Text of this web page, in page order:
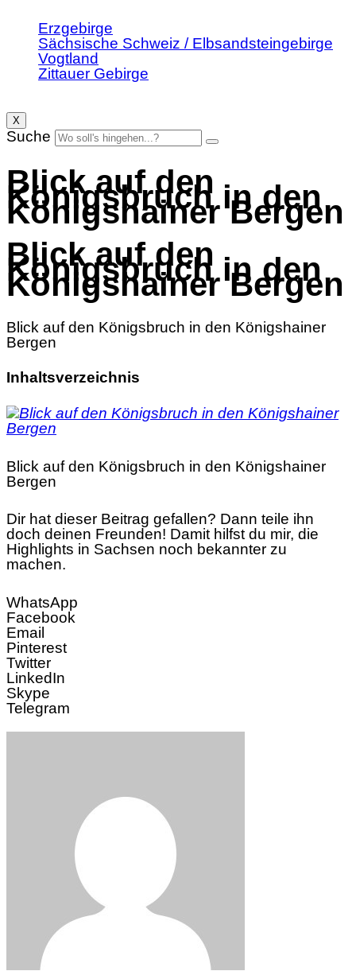
Erzgebirge
Sächsische Schweiz / Elbsandsteingebirge
Vogtland
Zittauer Gebirge
X
Suche
Blick auf den
Königsbruch in den
Königshainer Bergen
Blick auf den
Königsbruch in den
Königshainer Bergen
Blick auf den Königsbruch in den Königshainer
Bergen
Inhaltsverzeichnis
Blick auf den Königsbruch in den Königshainer
Bergen
Dir hat dieser Beitrag gefallen? Dann teile ihn
doch deinen Freunden! Damit hilfst du mir, die
Highlights in Sachsen noch bekannter zu
machen.
WhatsApp
Facebook
Email
Pinterest
Twitter
LinkedIn
Skype
Telegram